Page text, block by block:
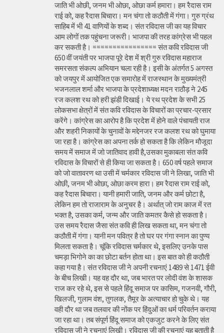
जाति भी ओछी, जनम भी ओछा, ओछा कर्म हमारा। हम रैदास राम
राई को, कह रैदास बिचारा। मन चंगा तो कठौती में गंगा। गुरु ग्रंथ
साहिब में भी 41 वाणियों के शब्द। संत रविदास जी का यह विचार
आम लोगों तक पहुंचना जरूरी। भाजपा की तरह कांग्रेस भी पहल
कर सकती है। ================ संत कवि रविदास जी
650 वीं जयंती पर भाजपा पूरे देश में श्री गुरु रविदास महाराज
समरसता संकल्प अभियान चला रही है। इसी के अंतर्गत 5 अगस्त
को जयपुर में आयोजित एक समारोह में राजस्थान के मुख्यमंत्री
भजनलाल शर्मा और भाजपा के प्रदेशाध्यक्ष मदन राठौड़ ने 245
रज कलश रथ को हरी झंडी दिखाई। ये रथ प्रदेश के सभी 25
लोकसभा क्षेत्रों में संत कवि रविदास के विचारों का प्रचार-प्रसार
करेंगे। कांग्रेस का आरोप है कि प्रदेश में होने वाले पंचायती राज
और शहरी निकायों के चुनावों के मद्देनजर रज कलश रथ को घुमाया
जा रहा है। कांग्रेस का अपना तर्क हो सकता है कि लेकिन मौजूदा
समय में समाज में जो जातिवाद हावी है,उसका मुकाबला संत कवि
रविदास के विचारों से ही किया जा सकता है। 650 वर्ष पहले समाज
को जो वातावरण था उसी में चर्मकार रविदास जी ने लिखा, जाति भी
ओछी, जनम भी ओछा, ओछा करम हारा। हम रैदास राम राई को,
कह रैदास बिचारा। यानी हमारी जाति, जनम और कर्म छोटा है,
लेकिन हम तो राजाराम के अनुचर है। अर्थात् जो राम काज में रत
भक्त है, उसका कर्म, जन्म और जाति कमतर कैसे हो सकता है।
उस समय रैदास जैसा संत कवि ही लिख सकता था, मन चंगा तो
कठौती में गंगा। यानी मन पवित्र है तो घर पर गंगा स्नान का पुण्य
मिलता सकता है। चूंकि रविदास चर्मकार थे, इसलिए उनके पास
चमड़ा भिगोने का का छोटा बर्तन होता था। इस बात को ही कठौती
कहा गया है। संत रविदास जी ने अपनी रचनाएं 1489 से 1471 ईवी
के बीच लिखी। यह वह दौर था, जब भारत पर लोदी वंश के शासक
राज कर रहे थे, इस से पहले हिंदू समाज पर कासिम, गजनवी, गौरी,
खिलजी, गुलाम वंश, तुगलक, तैमूर के अत्याचार हो चुके थे। यह
वही दौर था जब तलवार की नोंक पर हिंदुओं का धर्म परिवर्तन कराया
जा रहा था। तब संपूर्ण हिंदू समाज को एकजुट करने के लिए संत
रविदास जी ने रचनाएं लिखी। रविदास जी की रचनाएं यह बताती है